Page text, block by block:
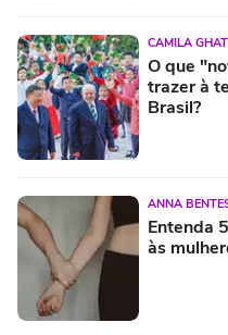
CAMILA
O que
trazer à
Brasil?
ANNA
Entenda
às